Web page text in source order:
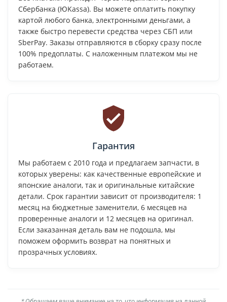
Сбербанка (ЮKassa). Вы можете оплатить покупку
картой любого банка, электронными деньгами, а
также быстро перевести средства через СБП или
SberPay. Заказы отправляются в сборку сразу после
100% предоплаты. С наложенным платежом мы не
работаем.
Гарантия
Мы работаем с 2010 года и предлагаем запчасти, в
которых уверены: как качественные европейские и
японские аналоги, так и оригинальные китайские
детали. Срок гарантии зависит от производителя: 1
месяц на бюджетные заменители, 6 месяцев на
проверенные аналоги и 12 месяцев на оригинал.
Если заказанная деталь вам не подошла, мы
поможем оформить возврат на понятных и
прозрачных условиях.